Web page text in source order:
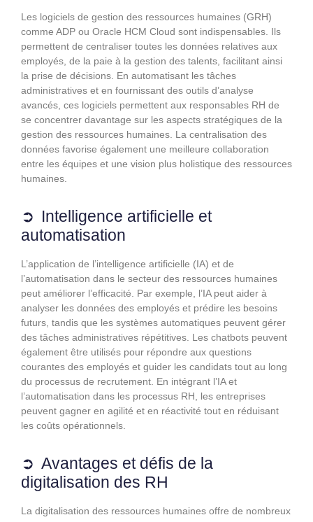
Les logiciels de gestion des ressources humaines (GRH)
comme ADP ou Oracle HCM Cloud sont indispensables. Ils
permettent de centraliser toutes les données relatives aux
employés, de la paie à la gestion des talents, facilitant ainsi
la prise de décisions. En automatisant les tâches
administratives et en fournissant des outils d’analyse
avancés, ces logiciels permettent aux responsables RH de
se concentrer davantage sur les aspects stratégiques de la
gestion des ressources humaines. La centralisation des
données favorise également une meilleure collaboration
entre les équipes et une vision plus holistique des ressources
humaines.
Intelligence artificielle et
automatisation
L’application de l’intelligence artificielle (IA) et de
l’automatisation dans le secteur des ressources humaines
peut améliorer l’efficacité. Par exemple, l’IA peut aider à
analyser les données des employés et prédire les besoins
futurs, tandis que les systèmes automatiques peuvent gérer
des tâches administratives répétitives. Les chatbots peuvent
également être utilisés pour répondre aux questions
courantes des employés et guider les candidats tout au long
du processus de recrutement. En intégrant l’IA et
l’automatisation dans les processus RH, les entreprises
peuvent gagner en agilité et en réactivité tout en réduisant
les coûts opérationnels.
Avantages et défis de la
digitalisation des RH
La digitalisation des ressources humaines offre de nombreux